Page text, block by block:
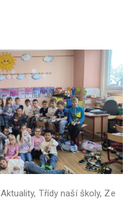
Aktuality, Třídy naší školy, Ze